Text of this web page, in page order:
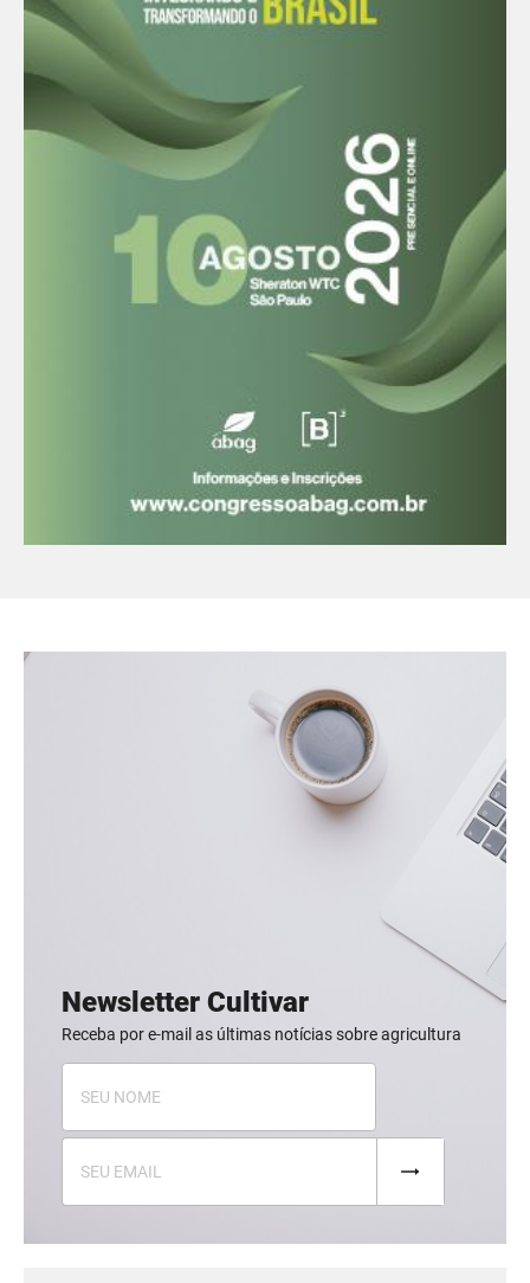
Newsletter Cultivar
Receba por e-mail as últimas notícias sobre agricultura